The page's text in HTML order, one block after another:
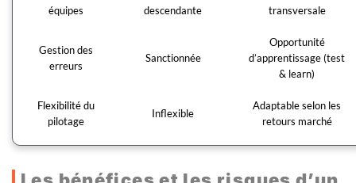
équipes
descendante
transversale
Gestion des
erreurs
Sanctionnée
Opportunité
d’apprentissage (test
& learn)
Flexibilité du
pilotage
Inflexible
Adaptable selon les
retours marché